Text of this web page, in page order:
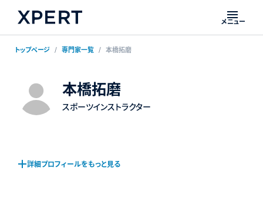
メニュー
トップページ 専門家一覧 本橋拓磨
本橋拓磨
スポーツインストラクター
詳細プロフィールをもっと見る